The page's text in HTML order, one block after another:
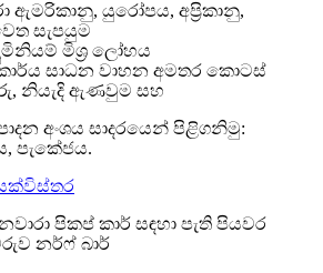
ඇමරිකානු, යුරෝපය, අප්‍රිකානු,
සැපයුම
මිශ්‍ර ලෝහය
සාධන වාහන අමතර කොටස්
නියැදි ඇණවුම සහ
අංශය සාදරයෙන් පිළිගනිමු:
පැකේජය.
විස්තර